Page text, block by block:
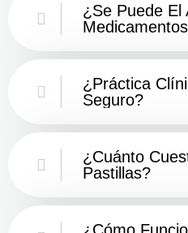
¿Se Puede El
¿Práctica
Seguro?
¿Cuánto
Pastillas?